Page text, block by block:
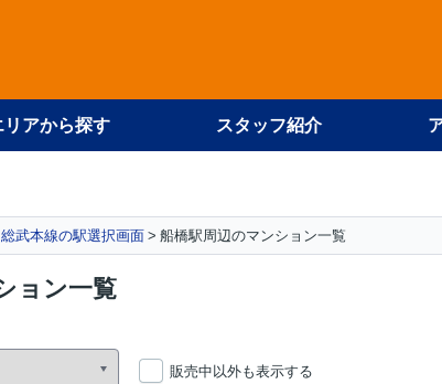
リアから探す スタッフ紹介
総武本線の駅選択画面 船橋駅周辺のマンション一覧
ョン一覧
販売中以外も表示する